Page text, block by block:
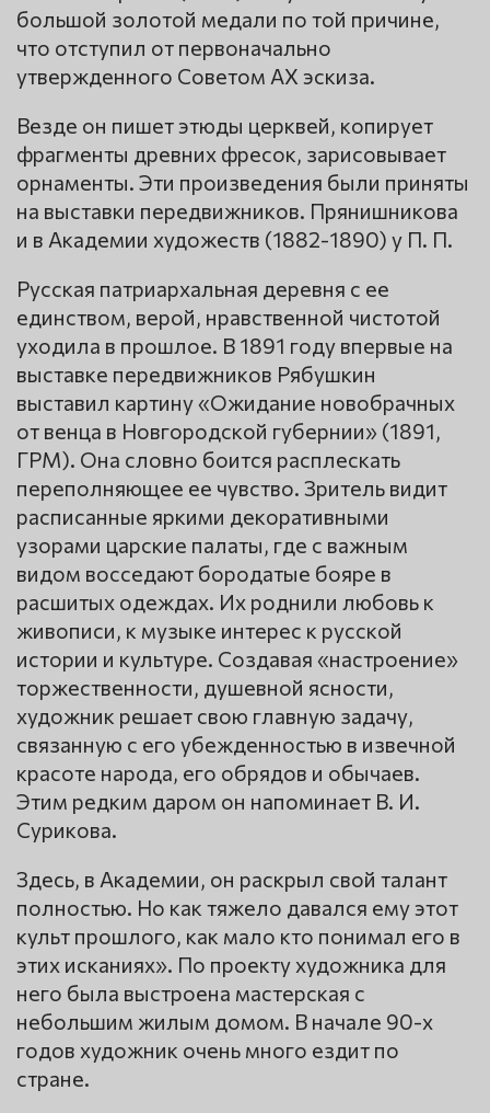
большой золотой медали по той причине,
что отступил от первоначально
утвержденного Советом АХ эскиза.
Везде он пишет этюды церквей, копирует
фрагменты древних фресок, зарисовывает
орнаменты. Эти произведения были приняты
на выставки передвижников. Прянишникова
и в Академии художеств (1882-1890) у П. П.
Русская патриархальная деревня с ее
единством, верой, нравственной чистотой
уходила в прошлое. В 1891 году впервые на
выставке передвижников Рябушкин
выставил картину «Ожидание новобрачных
от венца в Новгородской губернии» (1891,
ГРМ). Она словно боится расплескать
переполняющее ее чувство. Зритель видит
расписанные яркими декоративными
узорами царские палаты, где с важным
видом восседают бородатые бояре в
расшитых одеждах. Их роднили любовь к
живописи, к музыке интерес к русской
истории и культуре. Создавая «настроение»
торжественности, душевной ясности,
художник решает свою главную задачу,
связанную с его убежденностью в извечной
красоте народа, его обрядов и обычаев.
Этим редким даром он напоминает В. И.
Сурикова.
Здесь, в Академии, он раскрыл свой талант
полностью. Но как тяжело давался ему этот
культ прошлого, как мало кто понимал его в
этих исканиях». По проекту художника для
него была выстроена мастерская с
небольшим жилым домом. В начале 90-х
годов художник очень много ездит по
стране.